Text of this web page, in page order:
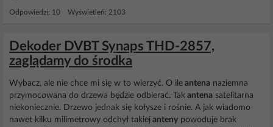
Odpowiedzi: 10 Wyświetleń: 2103
Dekoder DVBT Synaps THD-2857,
zaglądamy do środka
Wybacz, ale nie chce mi się w to wierzyć. O ile antena naziemna
przymocowana do drzewa będzie odbierać. Tak antena satelitarna
niekoniecznie. Drzewo jednak się kołysze i rośnie. A jak wiadomo
nawet kilku milimetrowy odchył takiej anteny powoduje brak